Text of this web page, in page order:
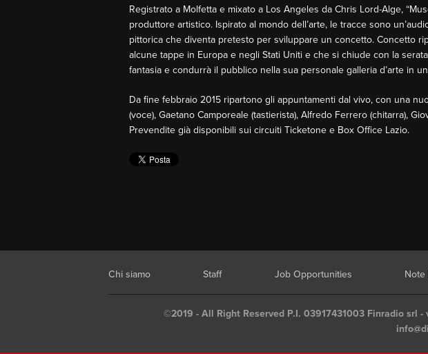
Registrato a Molfetta e mixato a Los Angeles da Chris Lord-Alge,
produttore artistico. Ispirato al mondo dell’arte, le tracce sono
pittorica che diventa pretesto per sviluppare un concetto. Concetto
alcune tappe in Europa e negli Stati Uniti e che si chiude con la
fantasia e condurrà il pubblico nella sua personale galleria d’arte in
Da fine febbraio 2015 ripartono gli appuntamenti dal vivo, con una
(voce), Gaetano Camporeale (tastierista), Alfredo Ferrero (chitarra),
Prevendite già disponibili sui circuiti Ticketone e Box Office Lazio.
Chi siamo Staff Job Opportunities Note
©2019 - All Right Reserved P.I. 03917431003 Finradio srl